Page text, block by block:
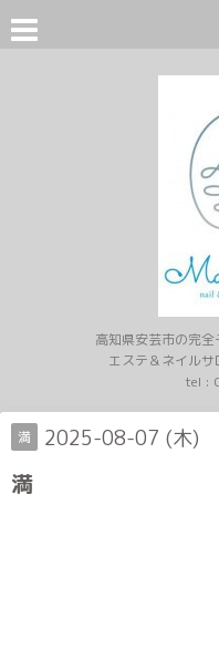
高知県安芸市の完
エステ＆ネイル
tel :
満 2025-08-07 (木)
満